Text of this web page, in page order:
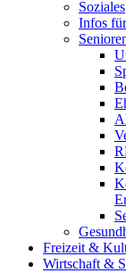
Soziales
Infos
Freizeit &
Wirtschaft &